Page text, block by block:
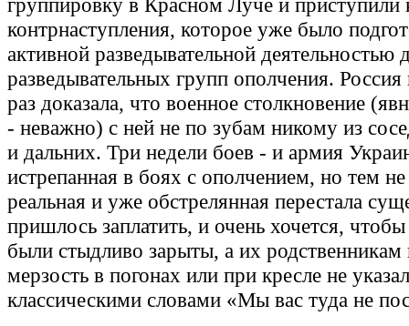
группировку в Красном Луче и приступили
контрнаступления, которое уже было
активной разведывательной деятельностью
разведывательных групп ополчения.
раз доказала, что военное столкновение
- неважно) с ней не по зубам никому из
и дальних. Три недели боев - и армия
истрепанная в боях с ополчением, но тем
реальная и уже обстрелянная перестала
пришлось заплатить, и очень хочется,
были стыдливо зарыты, а их родственникам
мерзость в погонах или при кресле не
классическими словами «Мы вас туда не